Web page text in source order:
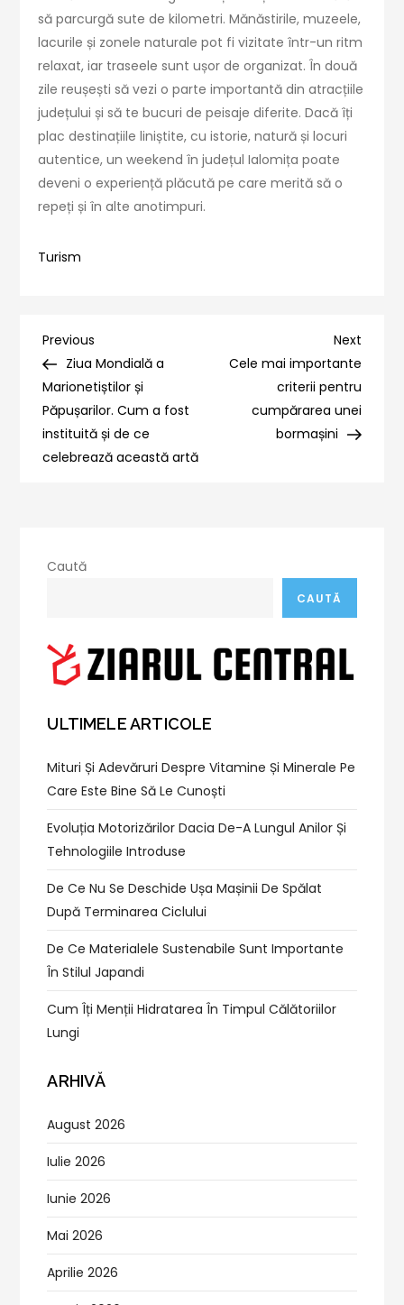
să parcurgă sute de kilometri. Mănăstirile, muzeele,
lacurile și zonele naturale pot fi vizitate într-un ritm
relaxat, iar traseele sunt ușor de organizat. În două
zile reușești să vezi o parte importantă din atracțiile
județului și să te bucuri de peisaje diferite. Dacă îți
plac destinațiile liniștite, cu istorie, natură și locuri
autentice, un weekend în județul Ialomița poate
deveni o experiență plăcută pe care merită să o
repeți și în alte anotimpuri.
Turism
Navigare
în
articole
Previous
Post
Previous
Ziua Mondială a
Marionetiștilor și
Păpușarilor. Cum a fost
instituită și de ce
celebrează această artă
Next
Post
Next
Cele mai importante
criterii pentru
cumpărarea unei
bormașini
Caută
CAUTĂ
ULTIMELE ARTICOLE
Mituri Și Adevăruri Despre Vitamine Și Minerale Pe
Care Este Bine Să Le Cunoști
Evoluția Motorizărilor Dacia De-A Lungul Anilor Și
Tehnologiile Introduse
De Ce Nu Se Deschide Ușa Mașinii De Spălat
După Terminarea Ciclului
De Ce Materialele Sustenabile Sunt Importante
În Stilul Japandi
Cum Îți Menții Hidratarea În Timpul Călătoriilor
Lungi
ARHIVĂ
August 2026
Iulie 2026
Iunie 2026
Mai 2026
Aprilie 2026